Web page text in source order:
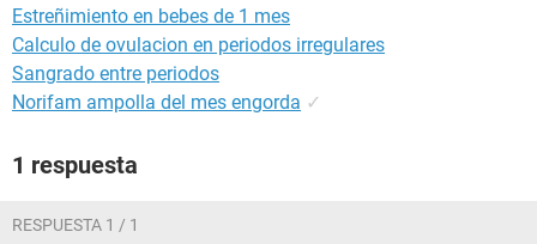
Estreñimiento en bebes de 1 mes
Calculo de ovulacion en periodos irregulares
Sangrado entre periodos
Norifam ampolla del mes engorda ✓
1 respuesta
RESPUESTA 1 / 1